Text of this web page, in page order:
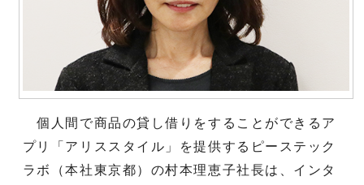
個人間で商品の貸し借りをすることができるア
プリ「アリススタイル」を提供するピーステック
ラボ（本社東京都）の村本理恵子社長は、インタ